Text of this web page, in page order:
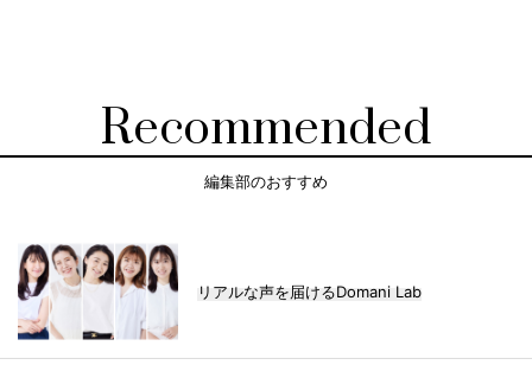
Recommended
編集部のおすすめ
リアルな声を届けるDomani Lab